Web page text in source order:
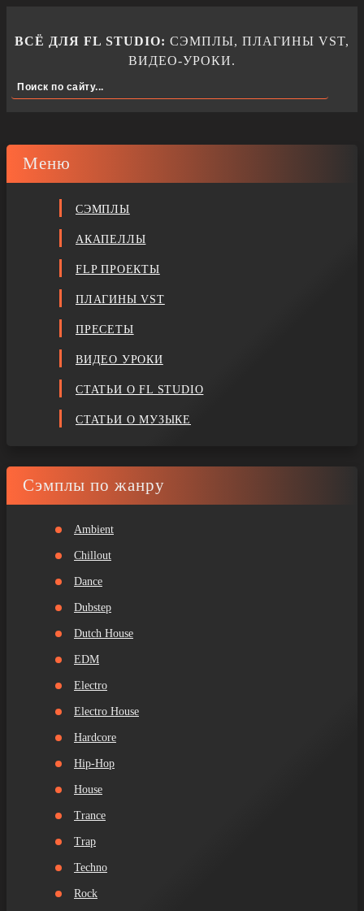
ВСЁ ДЛЯ FL STUDIO: СЭМПЛЫ, ПЛАГИНЫ VST,
ВИДЕО-УРОКИ.
Меню
СЭМПЛЫ
АКАПЕЛЛЫ
FLP ПРОЕКТЫ
ПЛАГИНЫ VST
ПРЕСЕТЫ
ВИДЕО УРОКИ
СТАТЬИ О FL STUDIO
СТАТЬИ О МУЗЫКЕ
Сэмплы по жанру
Ambient
Chillout
Dance
Dubstep
Dutch House
EDM
Electro
Electro House
Hardcore
Hip-Hop
House
Trance
Trap
Techno
Rock